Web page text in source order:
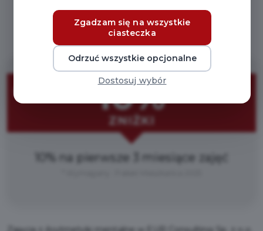
Regulamin i warunki
10%
ZNIŻKI
10% na pierwsze 3 miesiące zajęć
Zgadzam się na wszystkie
ciasteczka
Odrzuć wszystkie opcjonalne
Dostosuj wybór